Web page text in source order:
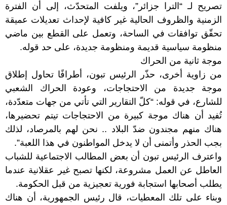
تصريح لـ “الترا جزائر”، ويلفت المتحدّث، إلى أن الفترة
الزمنية والظروف الحالية غير كافية لإحداث تعديلات عميقة
تحقّق توافقات في الساحة، وتعمل على القطع بين ماضي
منظومة سياسية قديمة ومنظومة جديدة، على حد قوله.
موجة ثانية من الحراك
من زاوية أخرى، حذّر الرئيس تبون، أطرافًا تحاول إطلاق
موجة جديدة من الاحتجاجات، وعودة الحراك الشعبي
للشارع، في قوله: “كلّ التقارير التي تأتي من جهات متعدّدة،
تُفيد أن هناك موجة كبيرة من الاحتجاجات تيتم تحضيرها،
هناك منهم مجندون ضدّ البلاد .. نحن لهم بالمرصاد، لذلك
بجب الحذر وأتمنى أن لا يدخل المواطنون في هذا اللعبة”.
واعترف الرئيس تبون أن بعض المطالب الاجتماعية للشباب
العاطل عن العمل مشروعة، لكنها تصبح غير عقلانية عندما
يطلب أصحابها استجابة فورية تعجيزية من قبل الحكومة.
وبناء على تلك المعطيات، قال رئيس الجمهورية، أن هناك